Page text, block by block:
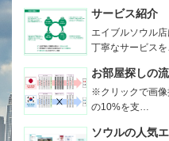
サービス紹介
エイブルソウル
丁寧なサービス
お部屋探しの
※クリックで画像
の10%を支…
ソウルの人気